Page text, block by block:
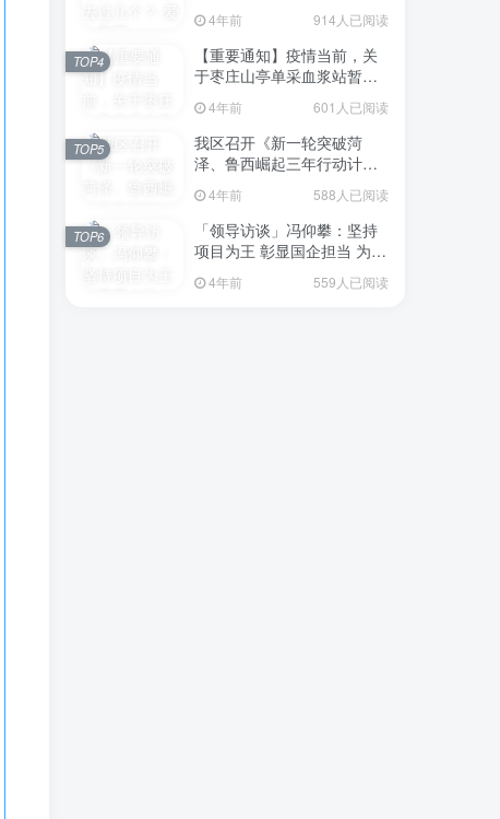
4年前 914人已阅读
【重要通知】疫情当前，关
于枣庄山亭单采血浆站暂停
4年前 601人已阅读
TOP4
我区召开《新一轮突破菏
泽、鲁西崛起三年行动计划
意见稿）政策分析研判会议
4年前 588人已阅读
TOP5
「领导访谈」冯仰攀：坚持
项目为王 彰显国企担当 为全
点项目建设贡献“交发力量”
4年前 559人已阅读
TOP6